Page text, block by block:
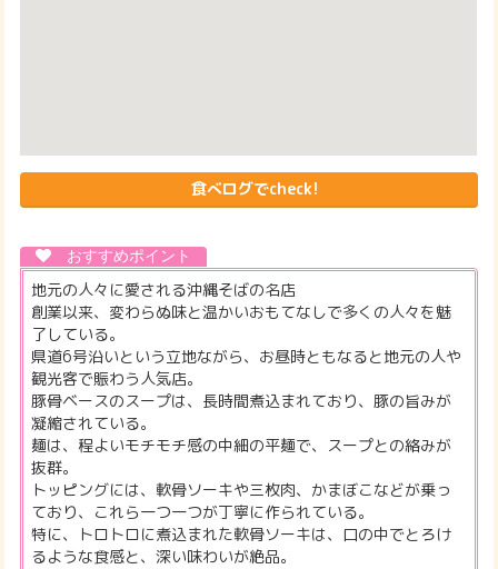
食べログでcheck!
地元の人々に愛される沖縄そばの名店
創業以来、変わらぬ味と温かいおもてなしで多くの人々を魅
了している。
県道6号沿いという立地ながら、お昼時ともなると地元の人や
観光客で賑わう人気店。
豚骨ベースのスープは、長時間煮込まれており、豚の旨みが
凝縮されている。
麺は、程よいモチモチ感の中細の平麺で、スープとの絡みが
抜群。
トッピングには、軟骨ソーキや三枚肉、かまぼこなどが乗っ
ており、これら一つ一つが丁寧に作られている。
特に、トロトロに煮込まれた軟骨ソーキは、口の中でとろけ
るような食感と、深い味わいが絶品。